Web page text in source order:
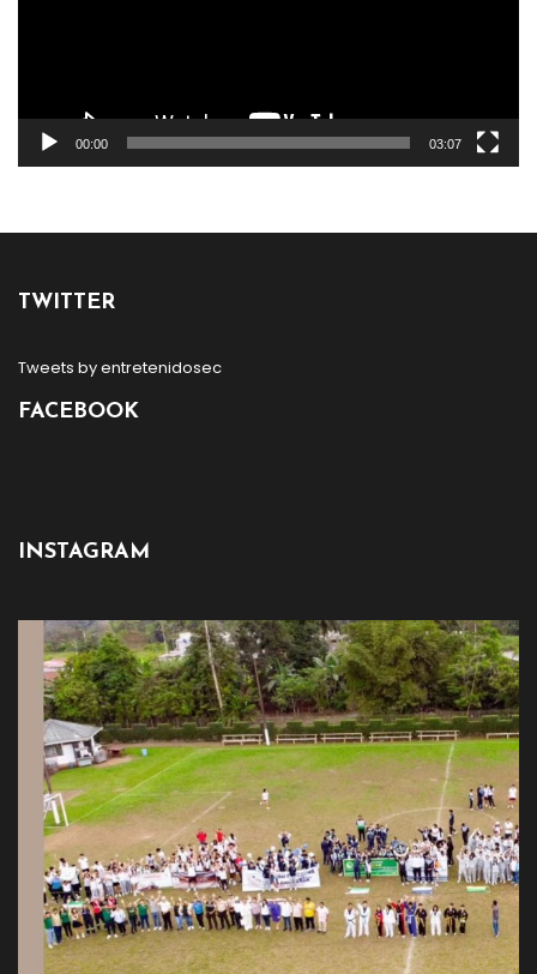
00:00 03:07
TWITTER
Tweets by entretenidosec
FACEBOOK
INSTAGRAM